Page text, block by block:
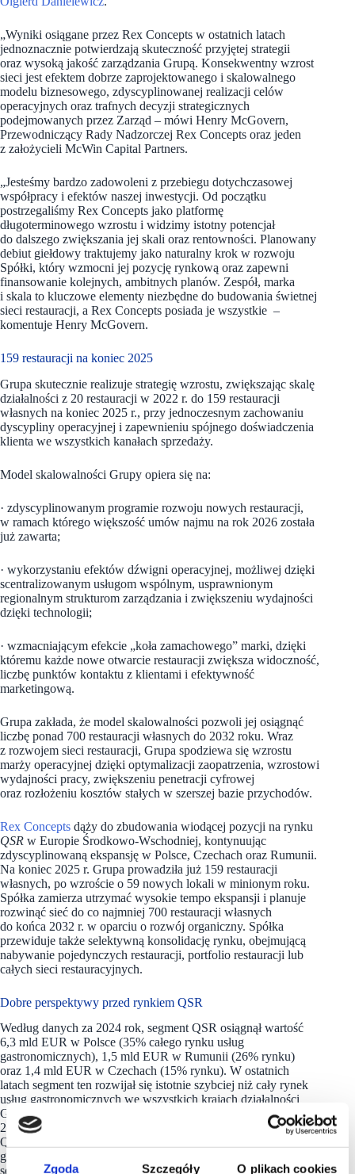
Zgoda Szczegóły O plikach cookies
„Wyniki osiągane przez Rex Concepts w ostatnich latach
jednoznacznie potwierdzają skuteczność przyjętej strategii
oraz wysoką jakość zarządzania Grupą. Konsekwentny wzrost
sieci jest efektem dobrze zaprojektowanego i skalowalnego
modelu biznesowego, zdyscyplinowanej realizacji celów
operacyjnych oraz trafnych decyzji strategicznych
podejmowanych przez Zarząd – mówi Henry McGovern,
Przewodniczący Rady Nadzorczej Rex Concepts oraz jeden
z założycieli McWin Capital Partners.
„Jesteśmy bardzo zadowoleni z przebiegu dotychczasowej
współpracy i efektów naszej inwestycji. Od początku
postrzegaliśmy Rex Concepts jako platformę
długoterminowego wzrostu i widzimy istotny potencjał
do dalszego zwiększania jej skali oraz rentowności. Planowany
debiut giełdowy traktujemy jako naturalny krok w rozwoju
Spółki, który wzmocni jej pozycję rynkową oraz zapewni
finansowanie kolejnych, ambitnych planów. Zespół, marka
i skala to kluczowe elementy niezbędne do budowania świetnej
sieci restauracji, a Rex Concepts posiada je wszystkie –
komentuje Henry McGovern.
159 restauracji na koniec 2025
Grupa skutecznie realizuje strategię wzrostu, zwiększając skalę
działalności z 20 restauracji w 2022 r. do 159 restauracji
własnych na koniec 2025 r., przy jednoczesnym zachowaniu
dyscypliny operacyjnej i zapewnieniu spójnego doświadczenia
klienta we wszystkich kanałach sprzedaży.
Model skalowalności Grupy opiera się na:
· zdyscyplinowanym programie rozwoju nowych restauracji,
w ramach którego większość umów najmu na rok 2026 została
już zawarta;
· wykorzystaniu efektów dźwigni operacyjnej, możliwej dzięki
scentralizowanym usługom wspólnym, usprawnionym
regionalnym strukturom zarządzania i zwiększeniu wydajności
dzięki technologii;
· wzmacniającym efekcie „koła zamachowego” marki, dzięki
któremu każde nowe otwarcie restauracji zwiększa widoczność,
liczbę punktów kontaktu z klientami i efektywność
marketingową.
Grupa zakłada, że model skalowalności pozwoli jej osiągnąć
liczbę ponad 700 restauracji własnych do 2032 roku. Wraz
z rozwojem sieci restauracji, Grupa spodziewa się wzrostu
marży operacyjnej dzięki optymalizacji zaopatrzenia, wzrostowi
wydajności pracy, zwiększeniu penetracji cyfrowej
oraz rozłożeniu kosztów stałych w szerszej bazie przychodów.
Rex Concepts dąży do zbudowania wiodącej pozycji na rynku
QSR w Europie Środkowo-Wschodniej, kontynuując
zdyscyplinowaną ekspansję w Polsce, Czechach oraz Rumunii.
Na koniec 2025 r. Grupa prowadziła już 159 restauracji
własnych, po wzroście o 59 nowych lokali w minionym roku.
Spółka zamierza utrzymać wysokie tempo ekspansji i planuje
rozwinąć sieć do co najmniej 700 restauracji własnych
do końca 2032 r. w oparciu o rozwój organiczny. Spółka
przewiduje także selektywną konsolidację rynku, obejmującą
nabywanie pojedynczych restauracji, portfolio restauracji lub
całych sieci restauracyjnych.
Dobre perspektywy przed rynkiem QSR
Według danych za 2024 rok, segment QSR osiągnął wartość
6,3 mld EUR w Polsce (35% całego rynku usług
gastronomicznych), 1,5 mld EUR w Rumunii (26% rynku)
oraz 1,4 mld EUR w Czechach (15% rynku). W ostatnich
latach segment ten rozwijał się istotnie szybciej niż cały rynek
usług gastronomicznych we wszystkich krajach działalności
Grupy. Według danych Euromonitor International, w okresie
2019-2024 średnioroczne tempo wzrostu wartości segmentu
QSR wyniosło w Polsce 13,7%, podczas gdy cały rynek usług
gastronomicznych rósł w tempie 10,8% rocznie. W Rumunii
segment ten rósł w średniorocznym tempie 11,5% wobec 3,3%